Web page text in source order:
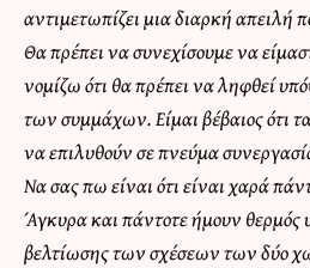
αντιμετωπίζει μια διαρκή απειλή
Θα πρέπει να συνεχίσουμε να
νομίζω ότι θα πρέπει να ληφθεί
των συμμάχων. Είμαι βέβαιος ότι
να επιλυθούν σε πνεύμα
Να σας πω είναι ότι είναι χαρά
Άγκυρα και πάντοτε ήμουν θερμός
βελτίωσης των σχέσεων των δύο